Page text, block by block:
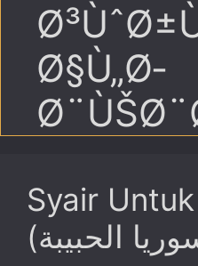
Ø§Ù„Ø­
Syair